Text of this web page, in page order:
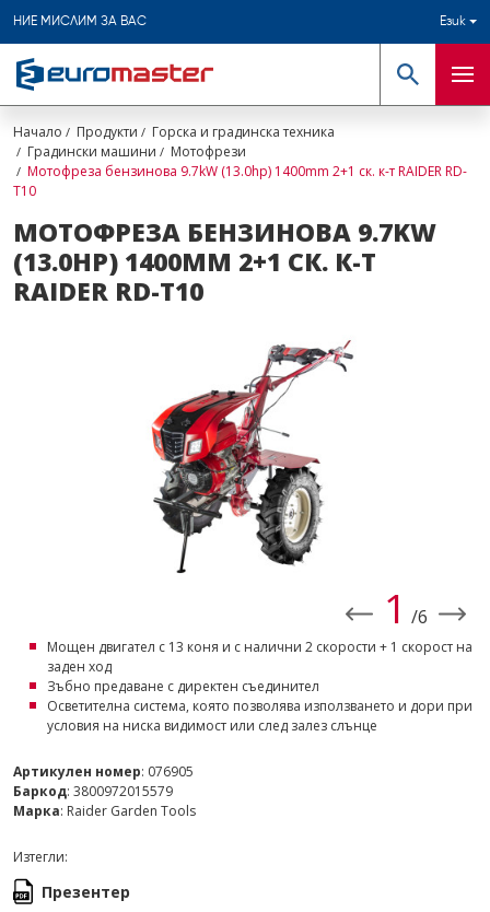
НИЕ МИСЛИМ ЗА ВАС Език
Търсене
Начало Продукти
Горска и градинска техника
Градински машини
Мотофрези
Мотофреза бензинова 9.7kW (13.0hp) 1400mm 2+1 ск. к-т RAIDER RD-
T10
МОТОФРЕЗА БЕНЗИНОВА 9.7KW
(13.0HP) 1400MM 2+1 СК. К-Т
RAIDER RD-T10
1 /6
Мощен двигател с 13 коня и с налични 2 скорости + 1 скорост на
заден ход
Зъбно предаване с директен съединител
Осветителна система, която позволява използването и дори при
условия на ниска видимост или след залез слънце
Артикулен номер: 076905
Баркод: 3800972015579
Марка: Raider Garden Tools
Изтегли:
Презентер